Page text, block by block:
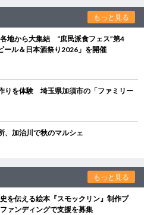
もっと見る
地から大集結 “庶民派食フェス”第4
ール＆日本酒祭り2026」を開催
りを体験 埼玉県加須市の「ファミリー
、加治川で秋のマルシェ
もっと見る
を伝える絵本『スモックリン』制作プ
ァンディングで支援を募集